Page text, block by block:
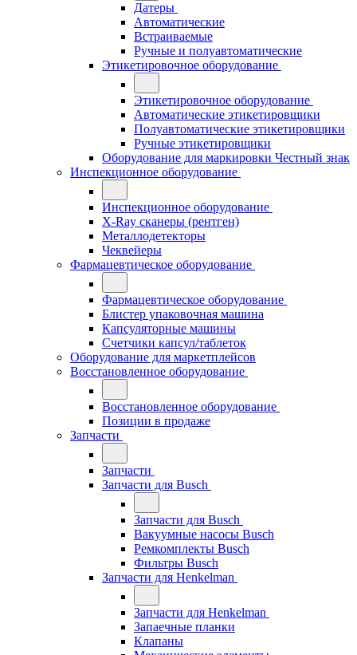
Датеры
Автоматические
Встраиваемые
Ручные и полуавтоматические
Этикетировочное оборудование
Этикетировочное оборудование
Автоматические этикетировщики
Полуавтоматические этикетировщики
Ручные этикетировщики
Оборудование для маркировки Честный знак
Инспекционное оборудование
Инспекционное оборудование
X-Ray сканеры (рентген)
Металлодетекторы
Чеквейеры
Фармацевтическое оборудование
Фармацевтическое оборудование
Блистер упаковочная машина
Капсуляторные машины
Счетчики капсул/таблеток
Оборудование для маркетплейсов
Восстановленное оборудование
Восстановленное оборудование
Позиции в продаже
Запчасти
Запчасти
Запчасти для Busch
Запчасти для Busch
Вакуумные насосы Busch
Ремкомплекты Busch
Фильтры Busch
Запчасти для Henkelman
Запчасти для Henkelman
Запаечные планки
Клапаны